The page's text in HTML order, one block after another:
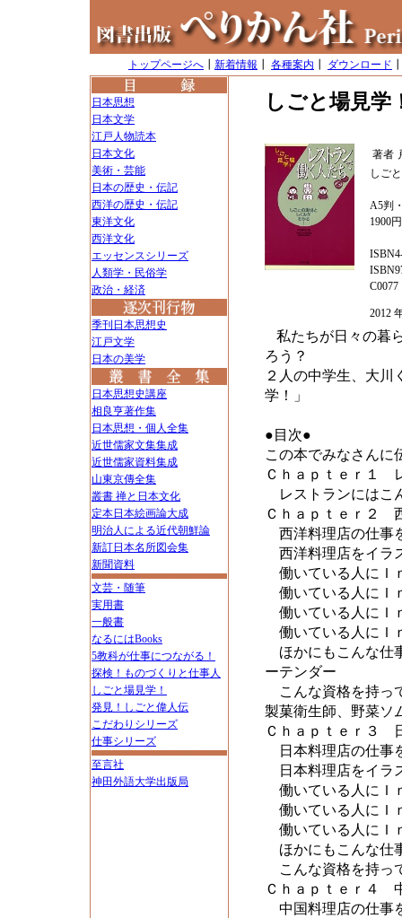
トップページへ 新着情報 各種案内 ダウンロード
日本思想
日本文学
江戸人物読本
日本文化
美術・芸能
日本の歴史・伝記
西洋の歴史・伝記
東洋文化
西洋文化
エッセンスシリーズ
人類学・民俗学
政治・経済
季刊日本思想史
江戸文学
日本の美学
日本思想史講座
相良亨著作集
日本思想・個人全集
近世儒家文集集成
近世儒家資料集成
山東京傳全集
叢書 禅と日本文化
定本日本絵画論大成
明治人による近代朝鮮論
新訂日本名所図会集
新聞資料
文芸・随筆
実用書
一般書
なるにはBooks
5教科が仕事につながる！
探検！ものづくりと仕事人
しごと場見学！
発見！しごと偉人伝
こだわりシリーズ
仕事シリーズ
至言社
神田外語大学出版局
しごと場見
著者
しご
A5判
1900
C0077
2012
私たちが日々の暮
ろう？
２人の中学生、大
学！」
●目次●
この本でみなさんに
Ｃｈａｐｔｅｒ１
レストランにはこ
Ｃｈａｐｔｅｒ２
西洋料理店の仕事
西洋料理店をイラ
働いている人にＩ
働いている人にＩ
働いている人にＩ
働いている人にＩ
ほかにもこんな仕
ーテンダー
こんな資格を持っ
製菓衛生師、野菜ソ
Ｃｈａｐｔｅｒ３
日本料理店の仕事
日本料理店をイラ
働いている人にＩ
働いている人にＩ
働いている人にＩ
ほかにもこんな仕
こんな資格を持っ
Ｃｈａｐｔｅｒ４
中国料理店の仕事